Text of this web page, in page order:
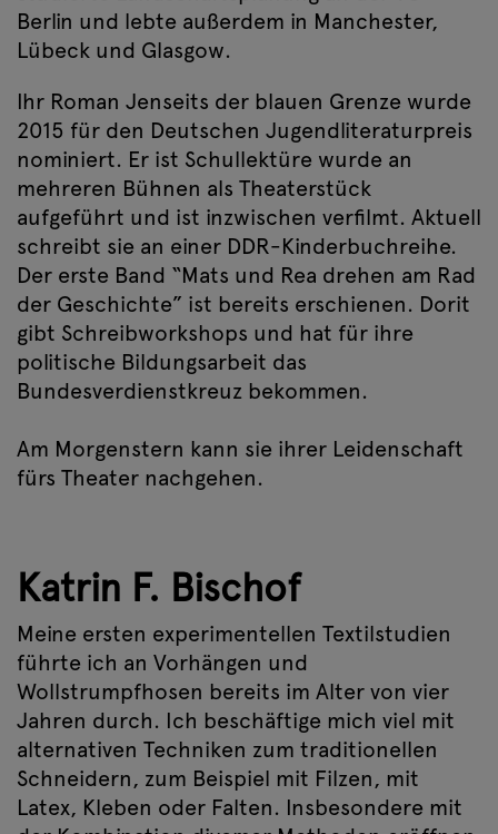
Berlin und lebte außerdem in Manchester,
Lübeck und Glasgow.
Ihr Roman Jenseits der blauen Grenze wurde
2015 für den Deutschen Jugendliteraturpreis
nominiert. Er ist Schullektüre wurde an
mehreren Bühnen als Theaterstück
aufgeführt und ist inzwischen verfilmt. Aktuell
schreibt sie an einer DDR-Kinderbuchreihe.
Der erste Band “Mats und Rea drehen am Rad
der Geschichte” ist bereits erschienen. Dorit
gibt Schreibworkshops und hat für ihre
politische Bildungsarbeit das
Bundesverdienstkreuz bekommen.
Am Morgenstern kann sie ihrer Leidenschaft
fürs Theater nachgehen.
Katrin F. Bischof
Meine ersten experimentellen Textilstudien
führte ich an Vorhängen und
Wollstrumpfhosen bereits im Alter von vier
Jahren durch. Ich beschäftige mich viel mit
alternativen Techniken zum traditionellen
Schneidern, zum Beispiel mit Filzen, mit
Latex, Kleben oder Falten. Insbesondere mit